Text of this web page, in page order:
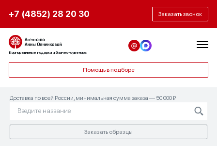
+7 (4852) 28 20 30 Заказать звонок
Корпоративные подарки и бизнес-сувениры
Помощь в подборе
Доставка по всей России, минимальная сумма заказа — 50 000 ₽
Заказать образцы